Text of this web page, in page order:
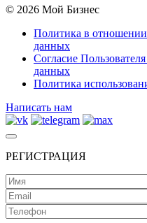
© 2026 Мой Бизнес
Политика в
данных
Согласие
данных
Политика
Написать нам
РЕГИСТРАЦИЯ